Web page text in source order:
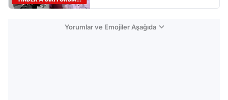
Yorumlar ve Emojiler Aşağıda